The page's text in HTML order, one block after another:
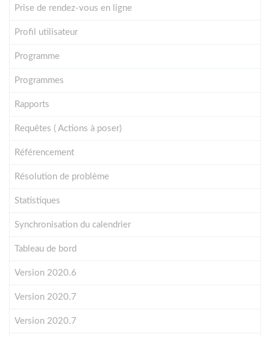
Prise de rendez-vous en ligne
Profil utilisateur
Programme
Programmes
Rapports
Requêtes ( Actions à poser)
Référencement
Résolution de problème
Statistiques
Synchronisation du calendrier
Tableau de bord
Version 2020.6
Version 2020.7
Version 2020.7